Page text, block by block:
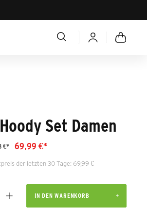
Set Damen
€* 69,99 €*
der letzten 30 Tage: 69,99 €
IN DEN WARENKORB